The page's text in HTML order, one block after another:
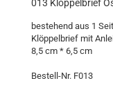
013 Klöppelbrief
bestehend aus 1
Klöppelbrief mit
8,5 cm * 6,5 cm
Bestell-Nr. F013